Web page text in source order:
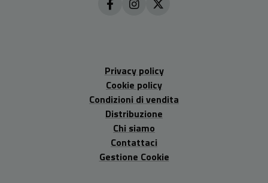
Privacy policy
Cookie policy
Condizioni di vendita
Distribuzione
Chi siamo
Contattaci
Gestione Cookie